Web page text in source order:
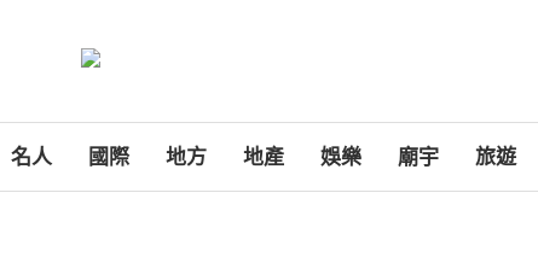
名人 國際 地方 地產 娛樂 廟宇 旅遊